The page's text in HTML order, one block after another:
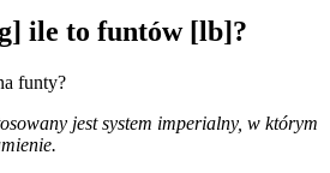
ile to funtów [lb]?
funty?
jest system imperialny, w którym